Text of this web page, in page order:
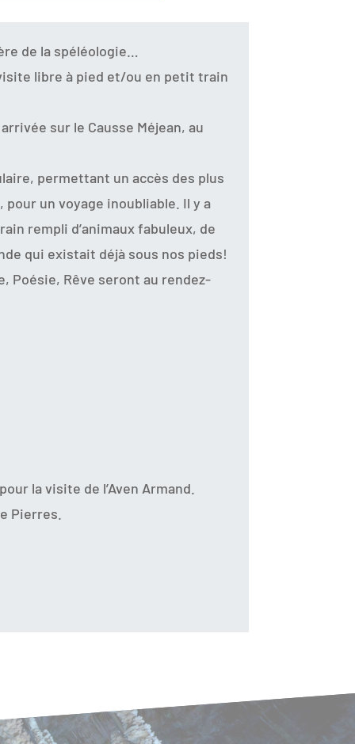
de la spéléologie…
libre à pied et/ou en petit train
sur le Causse Méjean, au
permettant un accès des plus
un voyage inoubliable. Il y a
rempli d’animaux fabuleux, de
qui existait déjà sous nos pieds!
Poésie, Rêve seront au rendez-
la visite de l’Aven Armand.
Pierres.